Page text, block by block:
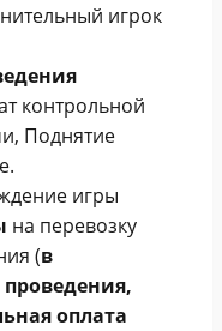
игрок
контрольной
Поднятие
игры
на перевозку
(в
оплата